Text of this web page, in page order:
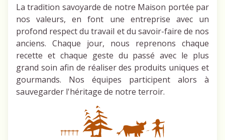
La tradition savoyarde de notre Maison portée par
nos valeurs, en font une entreprise avec un
profond respect du travail et du savoir-faire de nos
anciens. Chaque jour, nous reprenons chaque
recette et chaque geste du passé avec le plus
grand soin afin de réaliser des produits uniques et
gourmands. Nos équipes participent alors à
sauvegarder l'héritage de notre terroir.